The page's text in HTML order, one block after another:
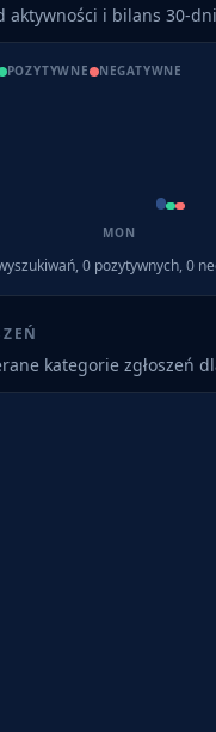
aktywności i bilans 30-
POZYTYWNE NEGATYWNE
MON
0 pozytywnych,0
kategorie zgłoszeń